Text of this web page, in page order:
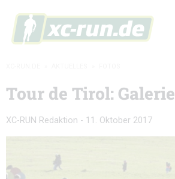
Tour de Tirol: Galerie
XC-RUN Redaktion - 11. Oktober 2017